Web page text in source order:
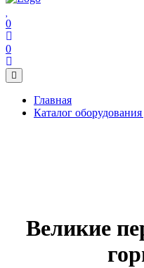
0
0
Главная
Каталог
Великие